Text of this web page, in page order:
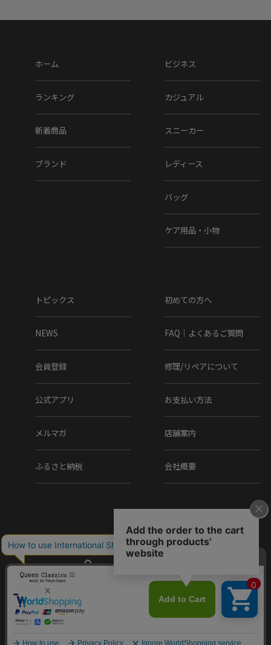
手作業ならではの自然なグラデーションは、履くたびに表情
が変化し、経年変化による味わいも楽しめるのが魅力です。
ソフトタンクラバーソールを採用しており、足元に程よいボ
リューム感を演出しつつ、長時間の着用でも快適さを保ちま
さらにダブルモンクストラップを採用することで、クラシカ
26.5cm
ます。
▼素材
アッパー素材 : 天然皮革
ソール素材 : 合成底
セメント
▼在庫について
当店は、店頭同時販売のため、売り切れの場合がございま
す。
その際は、当店の都合によりキャンセルとさせて頂きます
購入する
ホーム
ランキング
新着商品
ブランド
ビジネス
カジュアル
スニーカー
レディース
バッグ
ケア用品・小物
トピックス
NEWS
会員登録
公式アプリ
メルマガ
ふるさと納税
初めての方へ
FAQ｜よくあるご質問
修理/リペアについて
お支払い方法
店舗案内
会社概要
Copyright (C) Q.R.C Co., Ltd. All Rights reserved.